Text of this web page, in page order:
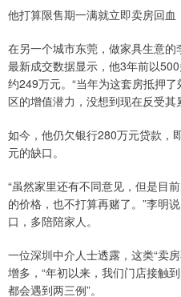
他打算限售期一满就立即卖房回血
在另一个城市东莞，做家具生意
最新成交数据显示，他3年前以
约249万元。“当年为这套房抵押
区的增值潜力，没想到现在反受其
如今，他仍欠银行280万元贷款，
元的缺口。
“虽然家里还有不同意见，但是目
的价格，也不打算再赌了。”李明
口，多陪陪家人。
一位深圳中介人士透露，这类“卖
增多，“年初以来，我们门店接触
都会遇到两三例”。